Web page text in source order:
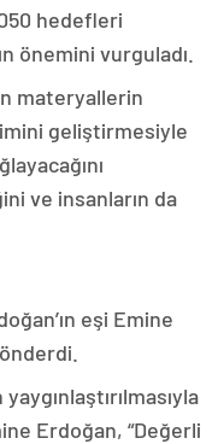
hedefleri
önemini vurguladı.
materyallerin
geliştirmesiyle
ve insanların da
eşi Emine
yaygınlaştırılmasıyla
Erdoğan, “Değerli